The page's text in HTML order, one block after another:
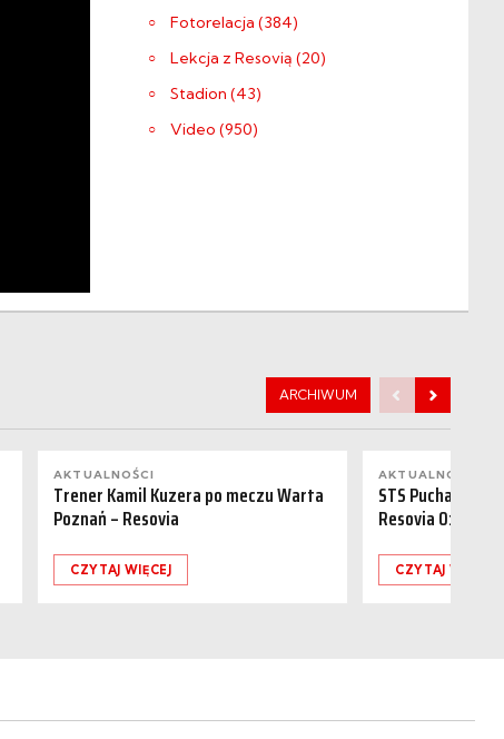
Fotorelacja (384)
Lekcja z Resovią (20)
Stadion (43)
Video (950)
ARCHIWUM
AKTUALNOŚCI
Trener Kamil Kuzera po meczu Warta
Poznań – Resovia
CZYTAJ WIĘCEJ
AKTUALNOŚCI
STS Puchar
Resovia 0:1
CZYTAJ WIĘCEJ